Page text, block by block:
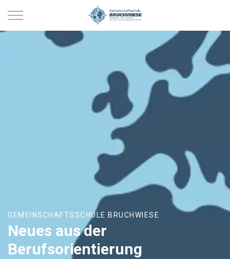
GEMEINSCHAFTSSCHULE BRUCHWIESE
Neues aus der
Berufsorientierung